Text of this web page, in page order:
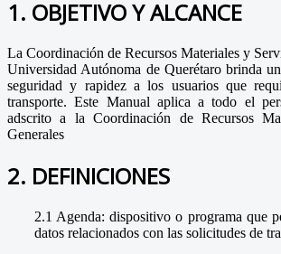
1. OBJETIVO Y ALCANCE
La Coordinación de Recursos Materiales y
Universidad Autónoma de Querétaro brinda
seguridad y rapidez a los usuarios que
transporte. Este Manual aplica a todo el
adscrito a la Coordinación de Recursos
Generales
2. DEFINICIONES
2.1 Agenda: dispositivo o programa que
datos relacionados con las solicitudes de